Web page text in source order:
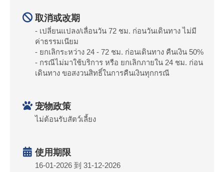
取消或改期
- เปลี่ยนแปลง/เลื่อนวัน 72 ชม. ก่อนวันเดินทาง ไม่มี
ค่าธรรมเนียม
- ยกเลิกระหว่าง 24 - 72 ชม. ก่อนเดินทาง คืนเงิน 50%
- กรณีไม่มาใช้บริการ หรือ ยกเลิกภายใน 24 ชม. ก่อน
เดินทาง ขอสงวนสิทธิ์ในการคืนเงินทุกกรณี
宠物政策
ไม่ต้อนรับสัตว์เลี้ยง
使用期限
16-01-2026 到 31-12-2026